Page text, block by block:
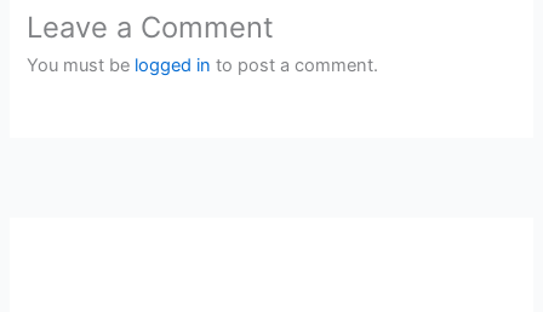
Leave a Comment
You must be logged in to post a comment.